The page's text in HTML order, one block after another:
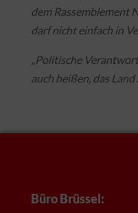
dem Rassemblement
darf nicht einfach in
„Politische
auch heißen, das Land
Büro Brüssel: